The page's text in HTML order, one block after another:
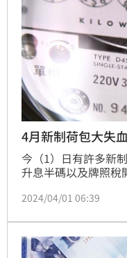
4月新制荷包大失
今（1）日有許多新
升息半碼以及牌照稅
2024/04/01 06:39